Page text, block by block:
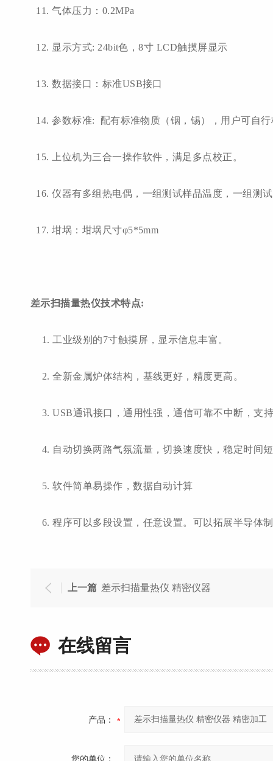
11. 气体压力：0.2MPa
12. 显示方式: 24bit色，8寸 LCD触摸屏显示
13. 数据接口：标准USB接口
14. 参数标准: 配有标准物质（铟，锡），用户可自
15. 上位机为三合一操作软件，满足多点校正。
16. 仪器有多组热电偶，一组测试样品温度，一组测
17. 坩埚：坩埚尺寸φ5*5mm
差示扫描量热仪技术特点:
1. 工业级别的7寸触摸屏，显示信息丰富。
2.全新金属炉体结构，基线更好，精度更高。
3.USB通讯接口，通用性强，通信可靠不中断，支
4. 自动切换两路气氛流量，切换速度快，稳定时间
5.软件简单易操作，数据自动计算
6.程序可以多段设置，任意设置。可以拓展半导体
上一篇 差示扫描量热仪 精密仪器
在线留言
产品：
您的单位：